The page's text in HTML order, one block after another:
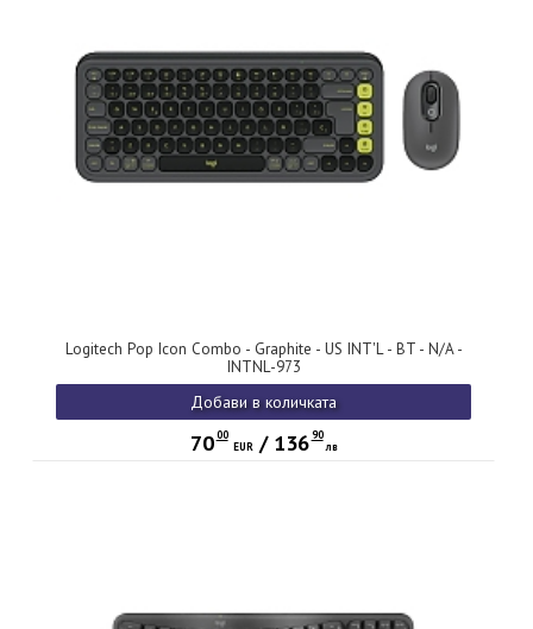
Logitech Pop Icon Combo - Graphite - US INT'L - BT - N/A -
INTNL-973
Добави в количката
70 00
EUR/ 136 90
лв